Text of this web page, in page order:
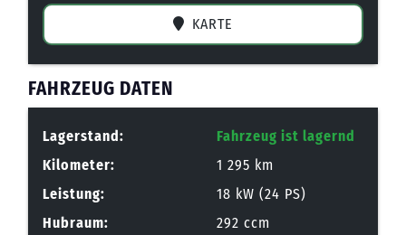
KARTE
FAHRZEUG DATEN
Lagerstand:
Fahrzeug ist lagernd
Kilometer:
1 295 km
Leistung:
18 kW (24 PS)
Hubraum:
292 ccm